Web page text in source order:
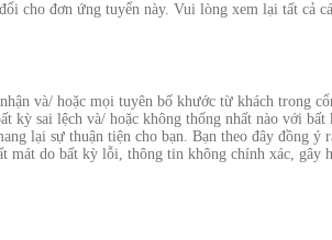
cho đơn ứng tuyển này. Vui lòng xem lại tất cả
và/ hoặc mọi tuyên bố khước từ khách trong
kỳ sai lệch và/ hoặc không thống nhất nào với
lại sự thuận tiện cho bạn. Bạn theo đây đồng
do bất kỳ lỗi, thông tin không chính xác, gây